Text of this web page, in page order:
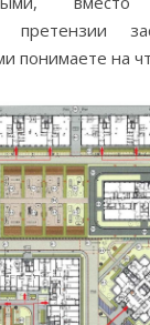
претензии
понимаете на